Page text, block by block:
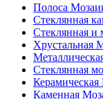
Полоса
Стеклянная
Стеклянная и
Хрустальная
Стеклянная
Керамическая
Каменная